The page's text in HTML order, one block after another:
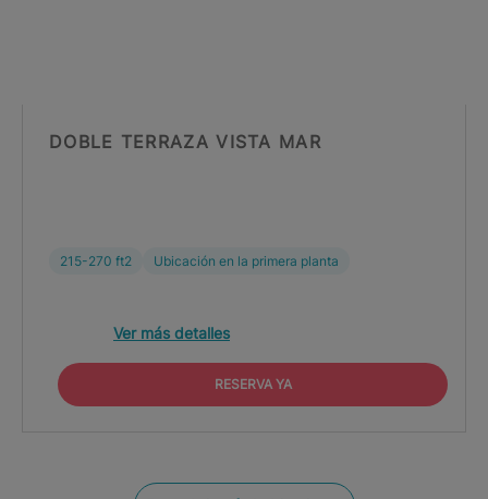
DOBLE TERRAZA VISTA MAR
215-270 ft2 Ubicación en la primera planta
Ver más detalles
RESERVA YA